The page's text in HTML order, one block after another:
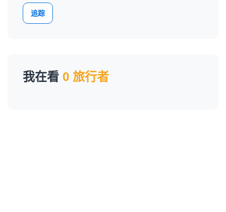
追踪
我在看 0 旅行者